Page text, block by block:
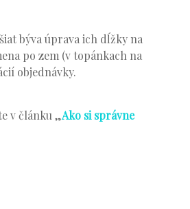
býva úprava ich dĺžky na
po zem (v topánkach na
objednávky.
v článku „Ako si správne